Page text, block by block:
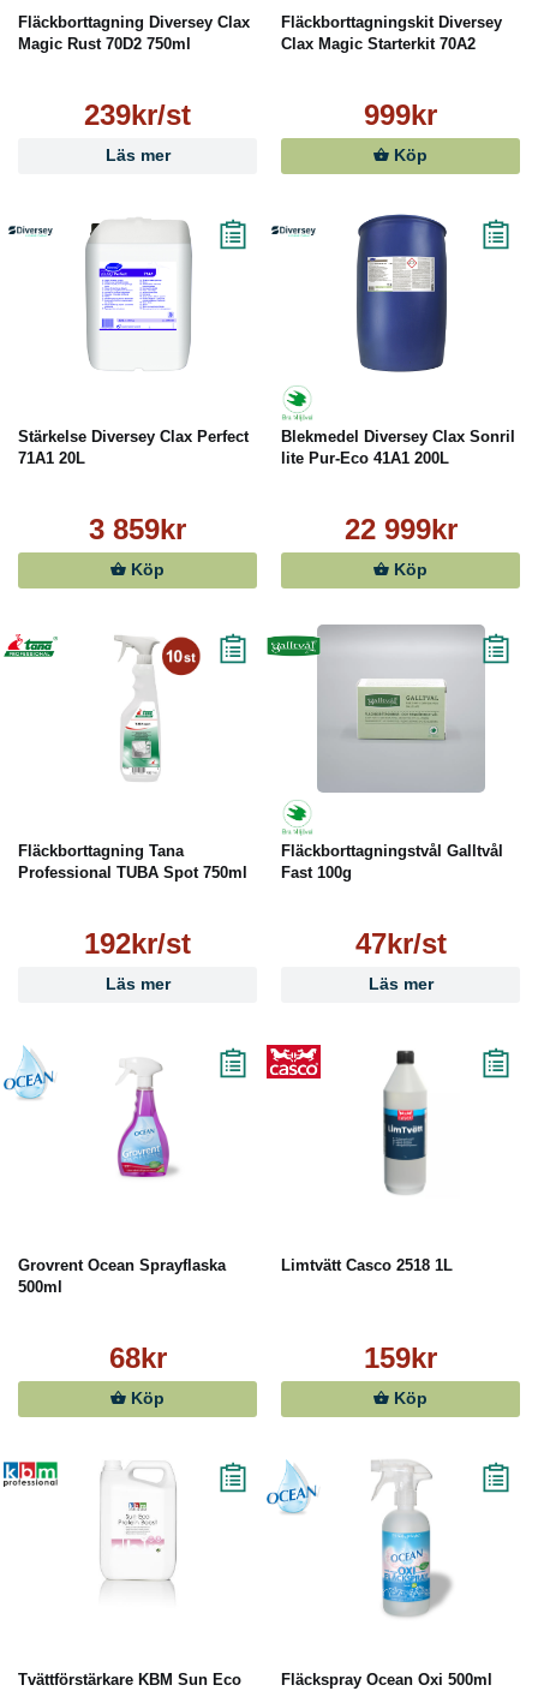
Fläckborttagning Diversey Clax
Magic Rust 70D2 750ml
239kr/st
Läs mer
Fläckborttagningskit Diversey
Clax Magic Starterkit 70A2
999kr
Köp
Stärkelse Diversey Clax Perfect
71A1 20L
3 859kr
Köp
Blekmedel Diversey Clax Sonril
lite Pur-Eco 41A1 200L
22 999kr
Köp
Fläckborttagning Tana
Professional TUBA Spot 750ml
192kr/st
Läs mer
Fläckborttagningstvål Galltvål
Fast 100g
47kr/st
Läs mer
Grovrent Ocean Sprayflaska
500ml
68kr
Köp
Limtvätt Casco 2518 1L
159kr
Köp
Tvättförstärkare KBM Sun Eco
Fläckspray Ocean Oxi 500ml